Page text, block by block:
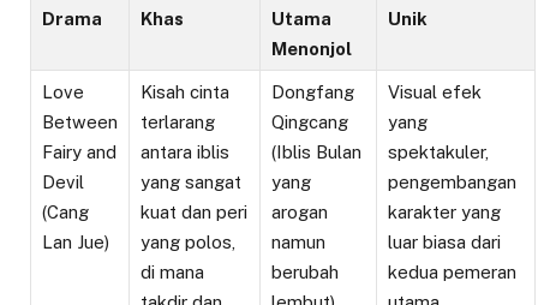
Drama
Khas
Utama
Menonjol
Unik
Love
Between
Fairy and
Devil
(Cang
Lan Jue)
Kisah cinta
terlarang
antara iblis
yang sangat
kuat dan peri
yang polos,
di mana
Dongfang
Qingcang
(Iblis Bulan
yang
arogan
namun
berubah
Visual efek
yang
spektakuler,
pengembangan
karakter yang
luar biasa dari
kedua pemeran